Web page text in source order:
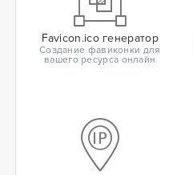
Favicon.ico генератор
Создание фавиконки для
вашего ресурса онлайн